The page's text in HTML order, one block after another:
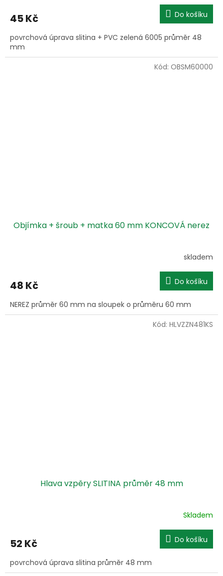
45 Kč Do košíku
povrchová úprava slitina + PVC zelená 6005 průměr 48
mm
Objímka + šroub + matka 60 mm KONCOVÁ nerez
skladem
48 Kč Do košíku
NEREZ průměr 60 mm na sloupek o průměru 60 mm
Kód: OBSM60000
Hlava vzpěry SLITINA průměr 48 mm
Skladem
52 Kč Do košíku
povrchová úprava slitina průměr 48 mm
Kód: HLVZZN481KS